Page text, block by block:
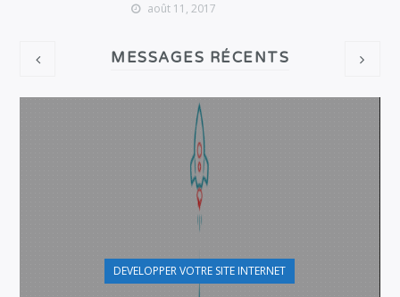
août 11, 2017
MESSAGES RÉCENTS
DEVELOPPER VOTRE SITE INTERNET